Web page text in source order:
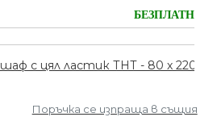
БЕЗПЛАТНО
с цял ластик ТНТ - 80 х 220
Поръчка се изпраща в същия